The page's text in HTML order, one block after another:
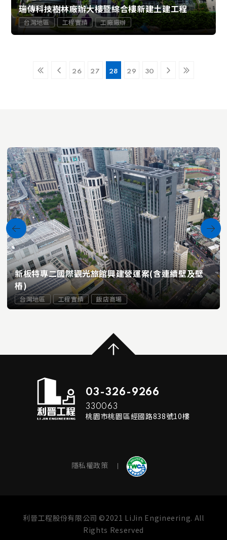
瑞傳科技樹林廠辦大樓暨綜合樓新建土建工程
台灣地區 工程實績 工廠廠辦
26 27 28 29 30
新板特專二國際觀光旅館興建營運案(含連續壁及壁
樁)
台灣地區 工程實績 飯店商場
03-326-9266
330063
桃園市桃園區經國路838號10樓
隱私權政策
利晉工程股份有限公司 ©2021 LiJin Engineering. All
Rights Reserved